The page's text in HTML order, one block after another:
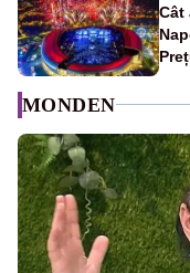
Cât
MONDEN